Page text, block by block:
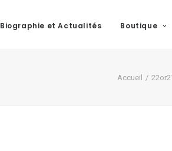
Biographie et Actualités Boutique
Accueil